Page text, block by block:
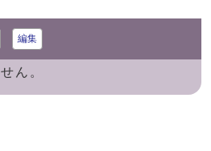
編集
ん。